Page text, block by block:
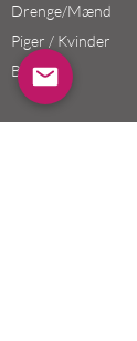
Drenge/Mænd
Piger / Kvinder
Børn